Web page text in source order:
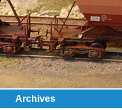
Archives